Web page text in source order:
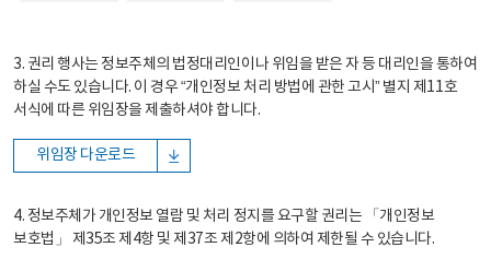
3. 권리 행사는 정보주체의 법정대리인이나 위임을 받은 자 등 대리인을 통하여
하실 수도 있습니다. 이 경우 “개인정보 처리 방법에 관한 고시” 별지 제11호
서식에 따른 위임장을 제출하셔야 합니다.
위임장 다운로드
4. 정보주체가 개인정보 열람 및 처리 정지를 요구할 권리는 「개인정보
보호법」 제35조 제4항 및 제37조 제2항에 의하여 제한될 수 있습니다.